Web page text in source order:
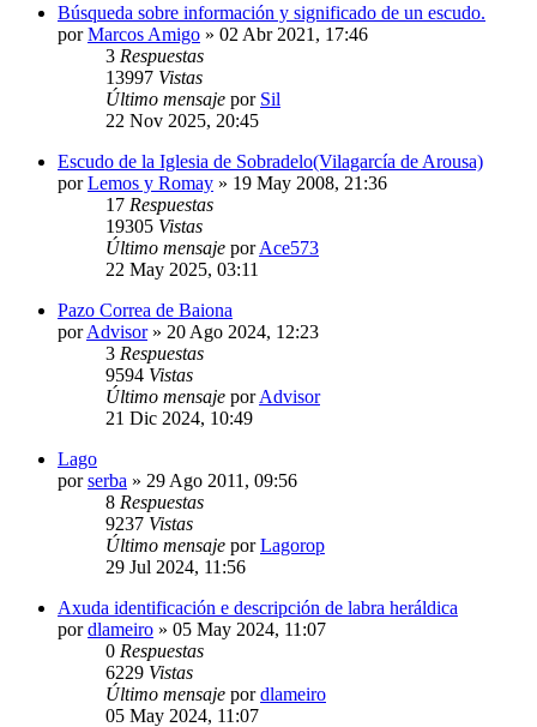
Búsqueda sobre información y significado de un escudo.
porMarcos Amigo » 02 Abr 2021, 17:46
3 Respuestas
13997 Vistas
Último mensaje por Sil
22 Nov 2025, 20:45
Escudo de la Iglesia de Sobradelo(Vilagarcía de Arousa)
porLemos y Romay » 19 May 2008, 21:36
17 Respuestas
19305 Vistas
Último mensaje porAce573
22 May 2025, 03:11
Pazo Correa de Baiona
porAdvisor» 20 Ago 2024, 12:23
3 Respuestas
9594 Vistas
Último mensaje porAdvisor
21 Dic 2024, 10:49
Lago
porserba » 29 Ago 2011, 09:56
8 Respuestas
9237 Vistas
Último mensaje porLagorop
29 Jul 2024, 11:56
Axuda identificación e descripción de labra heráldica
pordlameiro » 05 May 2024, 11:07
0 Respuestas
6229 Vistas
Último mensaje pordlameiro
05 May 2024, 11:07